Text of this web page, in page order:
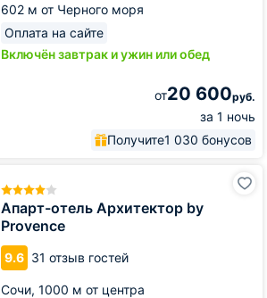
602 м от Черного моря
Оплата на сайте
Включён завтрак и ужин или обед
от20 600руб.
за 1 ночь
Получите1 030 бонусов
Апарт-отель Архитектор by
Provence
9.6 31 отзыв гостей
Сочи, 1000 м от центра